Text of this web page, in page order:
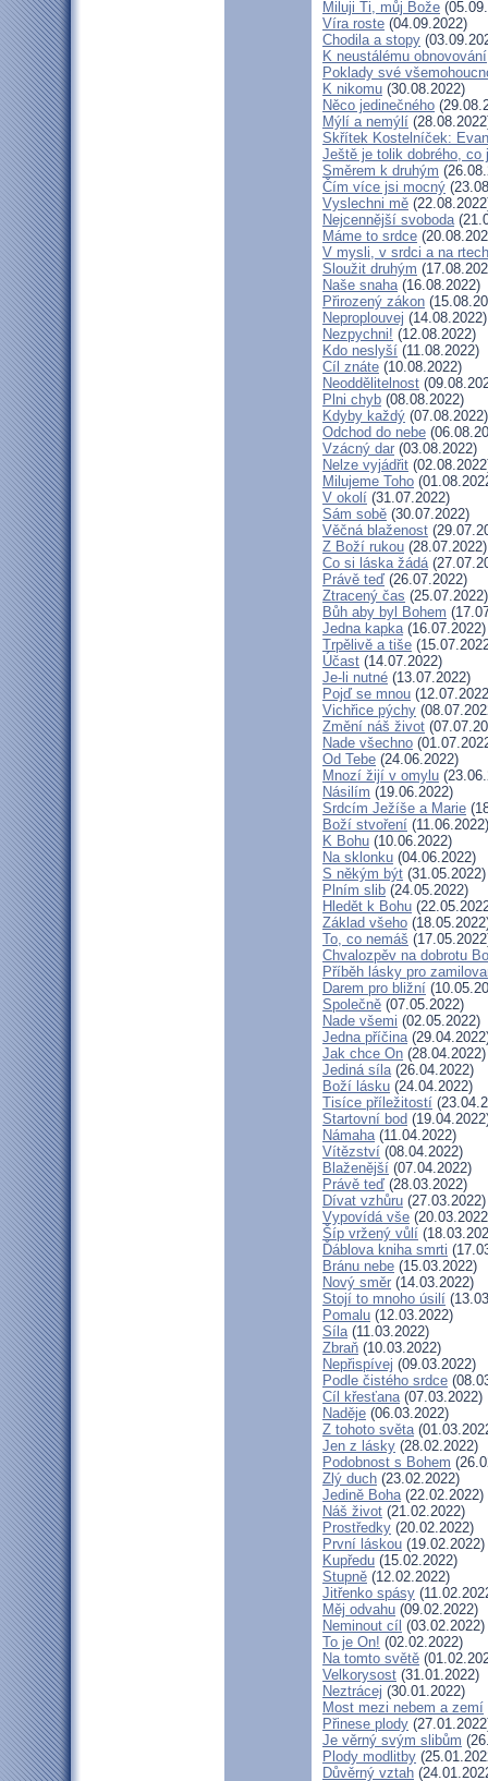
Miluji Ti, můj Bože
Víra roste (04.09.2022)
Chodila a stopy
K neustálému obnovování
Poklady své
K nikomu (30.08.2022)
Něco jedinečného
Mýlí a nemýlí
Skřítek Kostelníček:
Ještě je tolik dobrého, co
Směrem k druhým
Čím více jsi mocný
Vyslechni mě
Nejcennější svoboda
Máme to srdce
V mysli, v srdci a na rtech
Sloužit druhým
Naše snaha(16.08.2022)
Přirozený zákon
Neproplouvej (14.08.2022)
Nezpychni! (12.08.2022)
Kdo neslyší (11.08.2022)
Cíl znáte (10.08.2022)
Neoddělitelnost
Plni chyb (08.08.2022)
Kdyby každý (07.08.2022)
Odchod do nebe
Vzácný dar (03.08.2022)
Nelze vyjádřit
Milujeme Toho
V okolí (31.07.2022)
Sám sobě (30.07.2022)
Věčná blaženost
Z Boží rukou (28.07.2022)
Co si láska žádá
Právě teď (26.07.2022)
Ztracený čas (25.07.2022)
Bůh aby byl Bohem
Jedna kapka(16.07.2022)
Trpělivě a tiše
Účast (14.07.2022)
Je-li nutné (13.07.2022)
Pojď se mnou
Vichřice pýchy
Změní náš život
Nade všechno
Od Tebe (24.06.2022)
Mnozí žijí v omylu
Násilím (19.06.2022)
Srdcím Ježíše a Marie
Boží stvoření (11.06.2022)
K Bohu (10.06.2022)
Na sklonku (04.06.2022)
S někým být (31.05.2022)
Plním slib (24.05.2022)
Hledět k Bohu
Základ všeho
To, co nemáš
Chvalozpěv na dobrotu
Příběh lásky pro
Darem pro bližní
Společně (07.05.2022)
Nade všemi (02.05.2022)
Jedna příčina
Jak chce On (28.04.2022)
Jediná síla(26.04.2022)
Boží lásku (24.04.2022)
Tisíce příležitostí
Startovní bod
Námaha(11.04.2022)
Vítězství (08.04.2022)
Blaženější (07.04.2022)
Právě teď (28.03.2022)
Dívat vzhůru (27.03.2022)
Vypovídá vše
Šíp vržený vůlí
Ďáblova kniha smrti
Bránu nebe (15.03.2022)
Nový směr (14.03.2022)
Stojí to mnoho úsilí
Pomalu (12.03.2022)
Síla(11.03.2022)
Zbraň (10.03.2022)
Nepřispívej (09.03.2022)
Podle čistého srdce
Cíl křesťana(07.03.2022)
Naděje (06.03.2022)
Z tohoto světa
Jen z lásky (28.02.2022)
Podobnost s Bohem
Zlý duch (23.02.2022)
Jedině Boha(22.02.2022)
Náš život (21.02.2022)
Prostředky (20.02.2022)
První láskou (19.02.2022)
Kupředu (15.02.2022)
Stupně (12.02.2022)
Jitřenko spásy
Měj odvahu (09.02.2022)
Neminout cíl (03.02.2022)
To je On! (02.02.2022)
Na tomto světě
Velkorysost (31.01.2022)
Neztrácej (30.01.2022)
Most mezi nebem a zemí
Přinese plody
Je věrný svým slibům
Plody modlitby
Důvěrný vztah